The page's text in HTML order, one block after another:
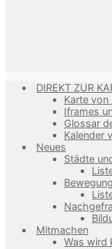
DIREKT ZUR
Karte von
Iframes
Glossar
Kalender
Neues
Städte
Mitmachen
Was wird